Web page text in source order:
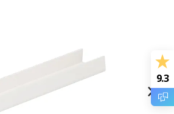
9.3